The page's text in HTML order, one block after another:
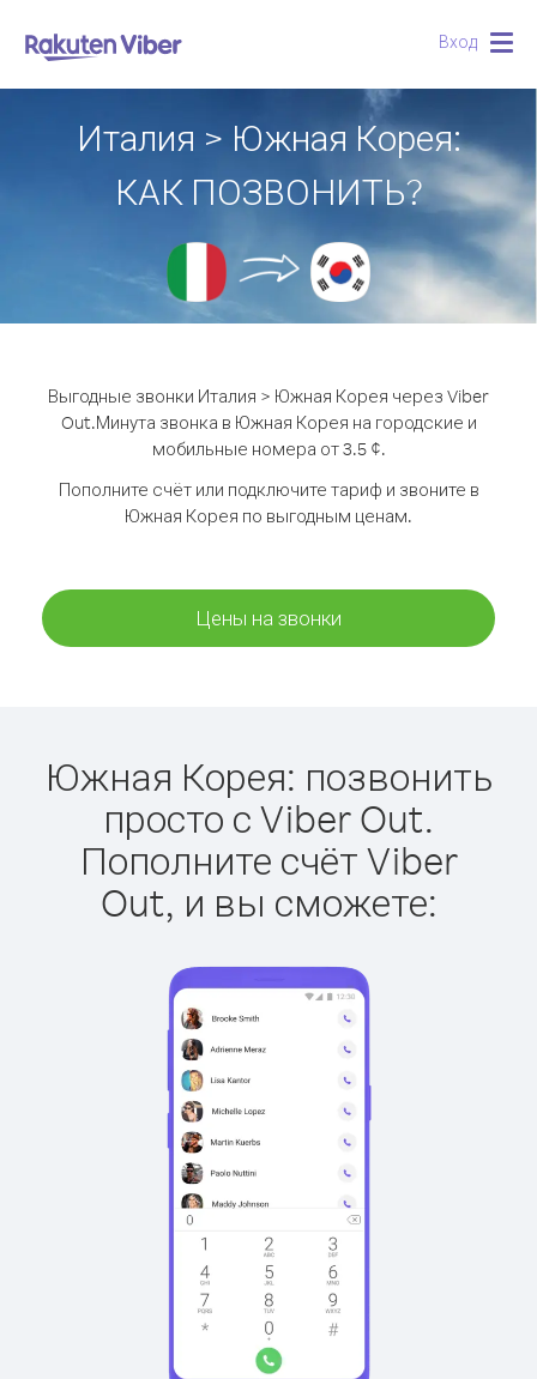
Вход
Италия > Южная Корея:
КАК ПОЗВОНИТЬ?
Выгодные звонки Италия > Южная Корея через Viber
Out.Минута звонка в Южная Корея на городские и
мобильные номера от 3.5 ¢.
Пополните счёт или подключите тариф и звоните в
Южная Корея по выгодным ценам.
Цены на звонки
Южная Корея: позвонить
просто с Viber Out.
Пополните счёт Viber
Out, и вы сможете: